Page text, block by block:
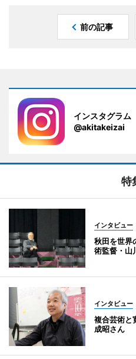
前の記事
インスタグラム
@akitakeizai
特
インタビュー
秋田を世界
術監督・山
インタビュー
複合芸術
成昭さん